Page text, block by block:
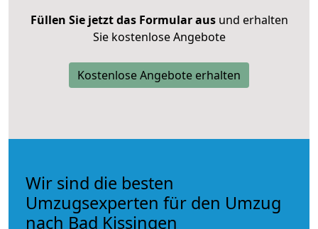
Füllen Sie jetzt das Formular ausund erhalten
Sie kostenlose Angebote
Kostenlose Angebote erhalten
Wir sind die besten
Umzugsexperten für den Umzug
nach Bad Kissingen